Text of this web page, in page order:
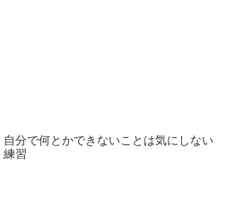
自分で何とかできないことは気にしない
練習